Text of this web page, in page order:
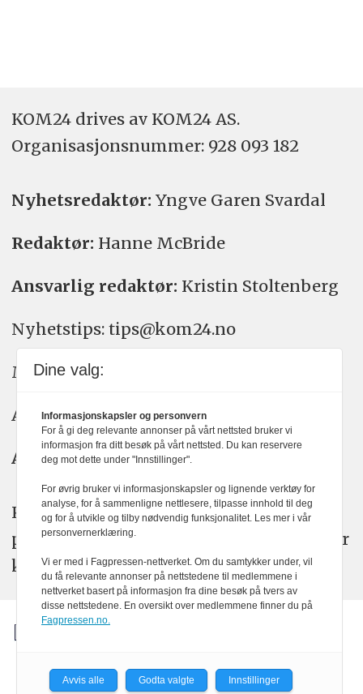
KOM24 drives av KOM24 AS.
Organisasjons­nummer: 928 093 182
Nyhetsredaktør: Yngve Garen Svardal
Redaktør: Hanne McBride
Ansvarlig redaktør: Kristin Stoltenberg
Nyhetstips: tips@kom24.no
Meninger: meninger@kom24.no
Annonse: annonse@watchmedia.no
Abonnement:kom24@watchmedia.no
KOM24 arbeider etter Vær Varsom-
plakatens regler for god presseskikk. Her
kan du lese mer omPFUsarbeid.
Dine valg:
Informasjonskapsler og personvern
For å gi deg relevante annonser på vårt nettsted bruker vi
informasjon fra ditt besøk på vårt nettsted. Du kan reservere
deg mot dette under "Innstillinger".
For øvrig bruker vi informasjonskapsler og lignende verktøy for
analyse, for å sammenligne nettlesere, tilpasse innhold til deg
og for å utvikle og tilby nødvendig funksjonalitet. Les mer i vår
personvernerklæring.
Vi er med i Fagpressen-nettverket. Om du samtykker under, vil
du få relevante annonser på nettstedene til medlemmene i
nettverket basert på informasjon fra dine besøk på tvers av
disse nettstedene. En oversikt over medlemmene finner du på
Fagpressen.no.
Avvis alle Godta valgte Innstillinger